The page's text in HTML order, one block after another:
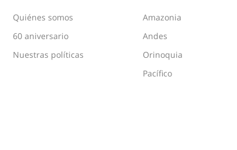
Quiénes somos
60 aniversario
Nuestras políticas
Amazonia
Andes
Orinoquia
Pacífico